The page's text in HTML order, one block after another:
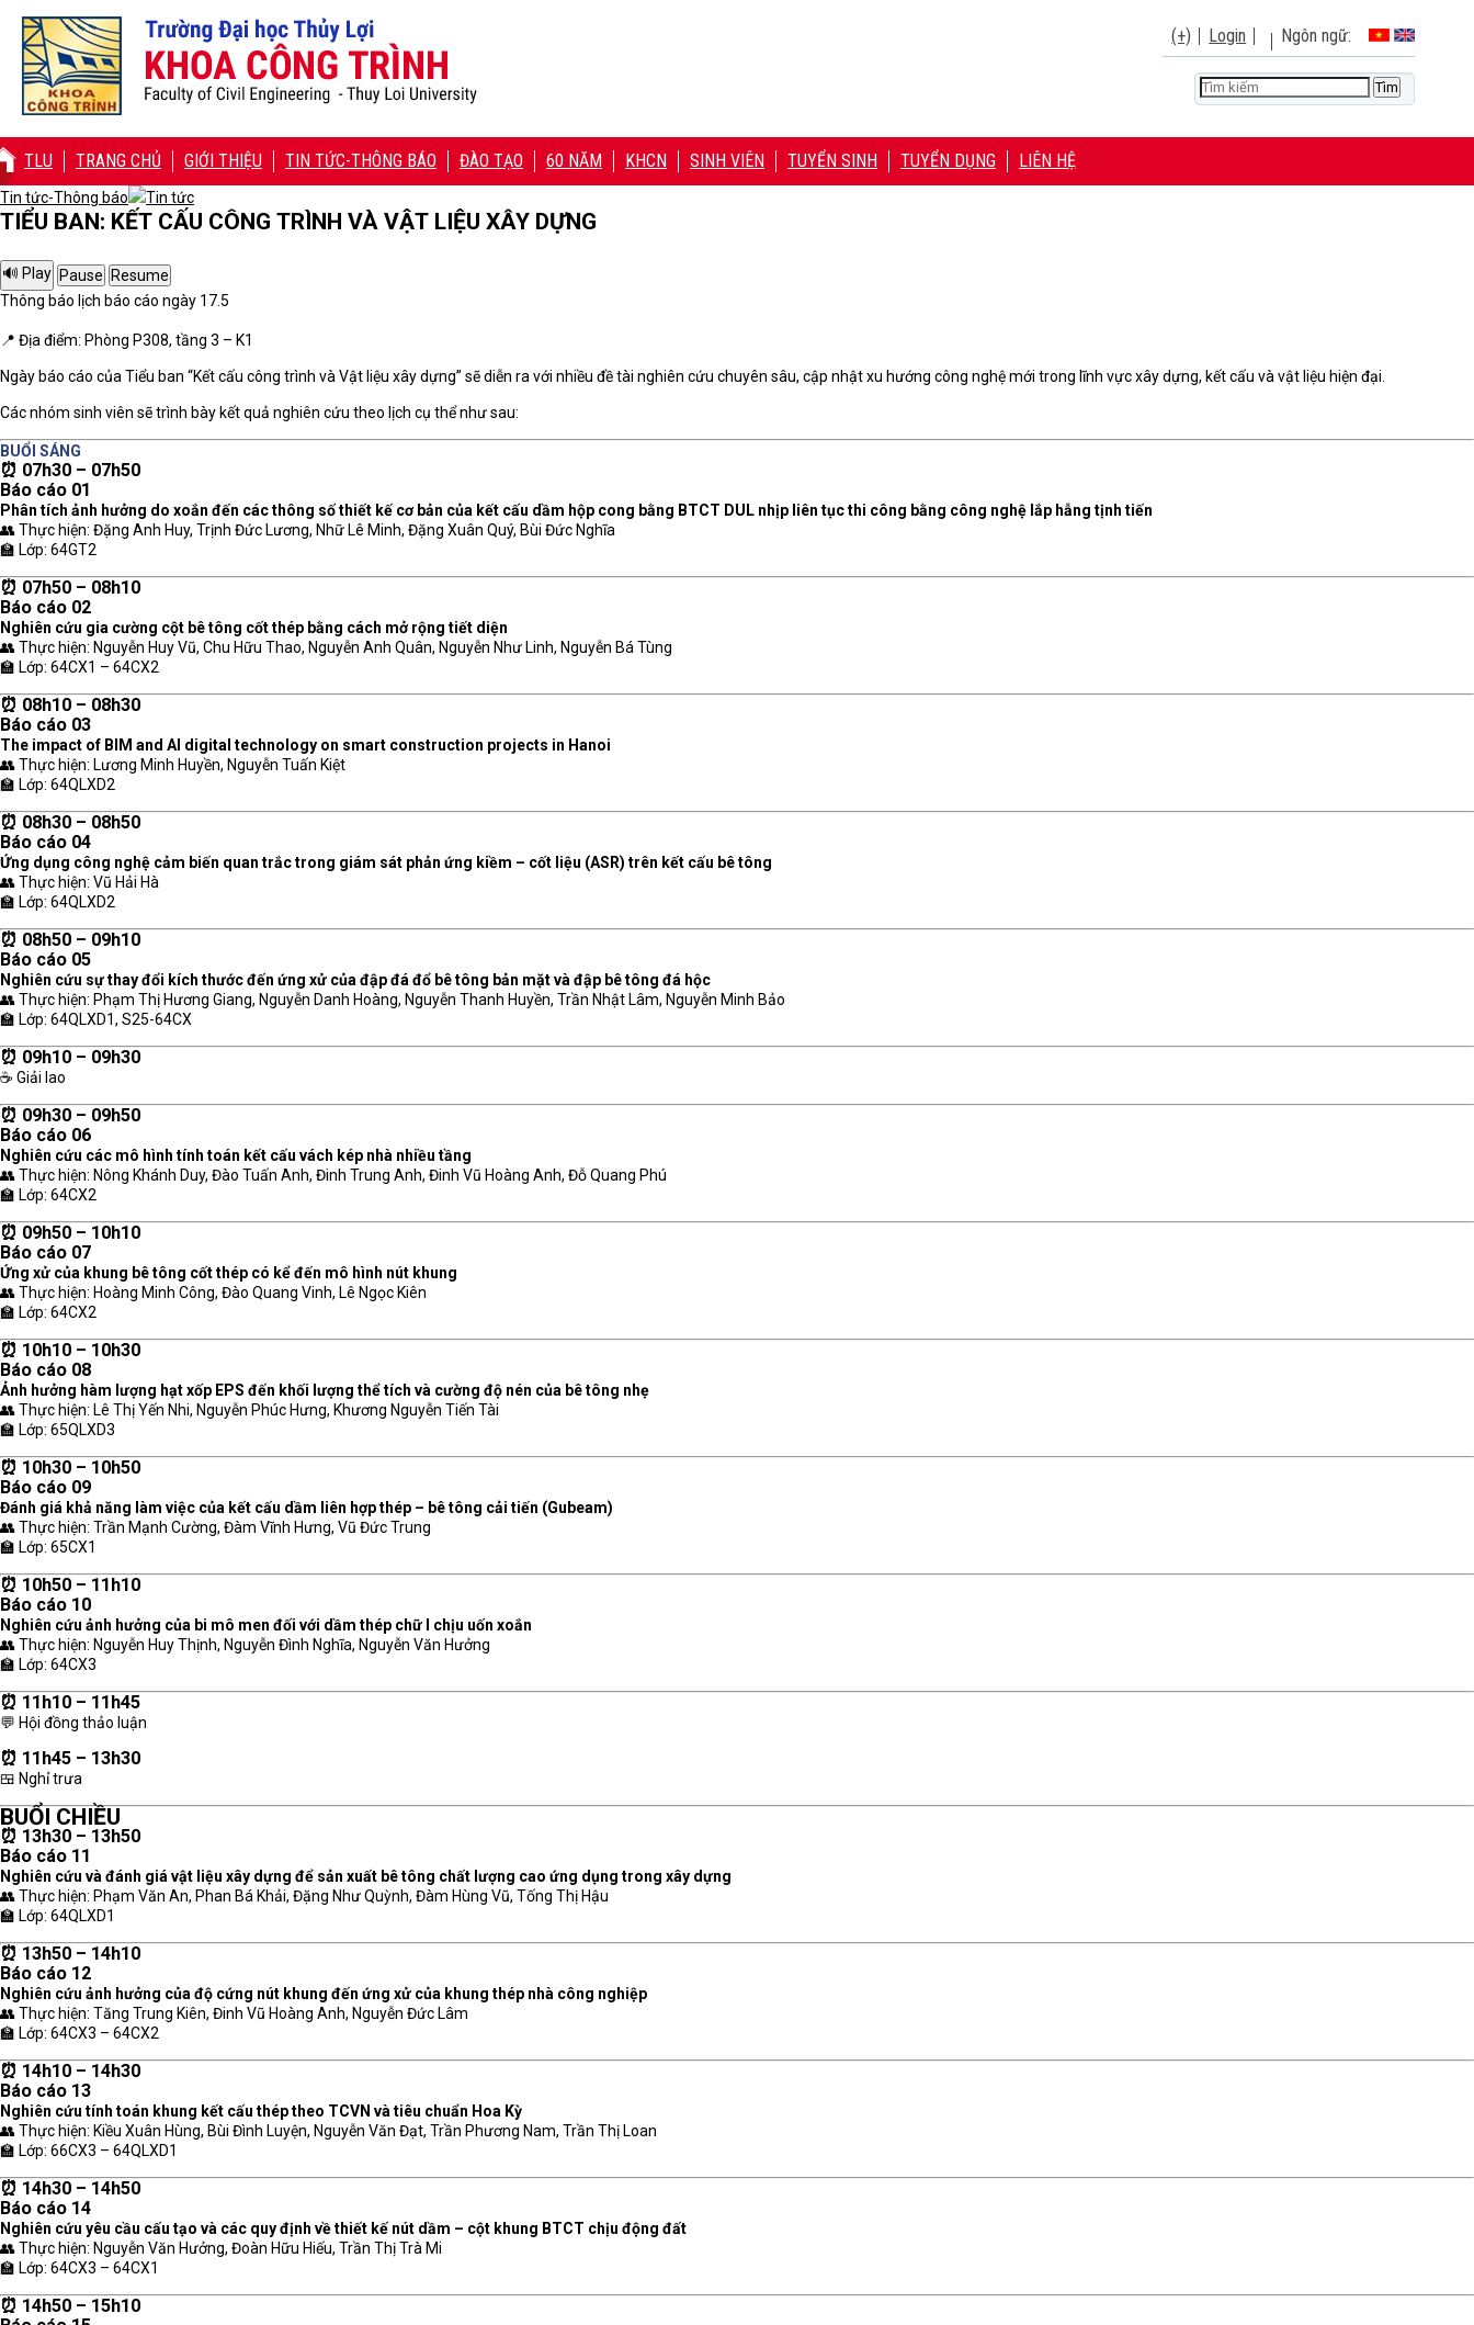
(+) Login Ngôn ngữ:
TLU TRANG CHỦ GIỚI THIỆU TIN TỨC-THÔNG BÁO ĐÀO TẠO 60 NĂM KHCN SINH VIÊN TUYỂN SINH TUYỂN DỤNG LIÊN HỆ
Tin tức-Thông báo Tin tức
TIỂU BAN: KẾT CẤU CÔNG TRÌNH VÀ VẬT LIỆU XÂY DỰNG
Thông báo lịch báo cáo ngày 17.5
📍 Địa điểm: Phòng P308, tầng 3 – K1
Ngày báo cáo của Tiểu ban “Kết cấu công trình và Vật liệu xây dựng” sẽ diễn ra với nhiều đề tài nghiên cứu chuyên sâu, cập nhật xu hướng công nghệ mới trong lĩnh vực xây dựng, kết cấu và vật liệu hiện đại.
Các nhóm sinh viên sẽ trình bày kết quả nghiên cứu theo lịch cụ thể như sau:
BUỔI SÁNG
⏰ 07h30 – 07h50
Báo cáo 01
Phân tích ảnh hưởng do xoắn đến các thông số thiết kế cơ bản của kết cấu dầm hộp cong bằng BTCT DUL nhịp liên tục thi công bằng công nghệ lắp hẫng tịnh tiến
👥 Thực hiện: Đặng Anh Huy, Trịnh Đức Lương, Nhữ Lê Minh, Đặng Xuân Quý, Bùi Đức Nghĩa
🏫 Lớp: 64GT2
⏰ 07h50 – 08h10
Báo cáo 02
Nghiên cứu gia cường cột bê tông cốt thép bằng cách mở rộng tiết diện
👥 Thực hiện: Nguyễn Huy Vũ, Chu Hữu Thao, Nguyễn Anh Quân, Nguyễn Như Linh, Nguyễn Bá Tùng
🏫 Lớp: 64CX1 – 64CX2
⏰ 08h10 – 08h30
Báo cáo 03
The impact of BIM and AI digital technology on smart construction projects in Hanoi
👥 Thực hiện: Lương Minh Huyền, Nguyễn Tuấn Kiệt
🏫 Lớp: 64QLXD2
⏰ 08h30 – 08h50
Báo cáo 04
Ứng dụng công nghệ cảm biến quan trắc trong giám sát phản ứng kiềm – cốt liệu (ASR) trên kết cấu bê tông
👥 Thực hiện: Vũ Hải Hà
🏫 Lớp: 64QLXD2
⏰ 08h50 – 09h10
Báo cáo 05
Nghiên cứu sự thay đổi kích thước đến ứng xử của đập đá đổ bê tông bản mặt và đập bê tông đá hộc
👥 Thực hiện: Phạm Thị Hương Giang, Nguyễn Danh Hoàng, Nguyễn Thanh Huyền, Trần Nhật Lâm, Nguyễn Minh Bảo
🏫 Lớp: 64QLXD1, S25-64CX
⏰ 09h10 – 09h30
☕ Giải lao
⏰ 09h30 – 09h50
Báo cáo 06
Nghiên cứu các mô hình tính toán kết cấu vách kép nhà nhiều tầng
👥 Thực hiện: Nông Khánh Duy, Đào Tuấn Anh, Đinh Trung Anh, Đinh Vũ Hoàng Anh, Đỗ Quang Phú
🏫 Lớp: 64CX2
⏰ 09h50 – 10h10
Báo cáo 07
Ứng xử của khung bê tông cốt thép có kể đến mô hình nút khung
👥 Thực hiện: Hoàng Minh Công, Đào Quang Vinh, Lê Ngọc Kiên
🏫 Lớp: 64CX2
⏰ 10h10 – 10h30
Báo cáo 08
Ảnh hưởng hàm lượng hạt xốp EPS đến khối lượng thể tích và cường độ nén của bê tông nhẹ
👥 Thực hiện: Lê Thị Yến Nhi, Nguyễn Phúc Hưng, Khương Nguyễn Tiến Tài
🏫 Lớp: 65QLXD3
⏰ 10h30 – 10h50
Báo cáo 09
Đánh giá khả năng làm việc của kết cấu dầm liên hợp thép – bê tông cải tiến (Gubeam)
👥 Thực hiện: Trần Mạnh Cường, Đàm Vĩnh Hưng, Vũ Đức Trung
🏫 Lớp: 65CX1
⏰ 10h50 – 11h10
Báo cáo 10
Nghiên cứu ảnh hưởng của bi mô men đối với dầm thép chữ I chịu uốn xoắn
👥 Thực hiện: Nguyễn Huy Thịnh, Nguyễn Đình Nghĩa, Nguyễn Văn Hưởng
🏫 Lớp: 64CX3
⏰ 11h10 – 11h45
💬 Hội đồng thảo luận
⏰ 11h45 – 13h30
🍱 Nghỉ trưa
BUỔI CHIỀU
⏰ 13h30 – 13h50
Báo cáo 11
Nghiên cứu và đánh giá vật liệu xây dựng để sản xuất bê tông chất lượng cao ứng dụng trong xây dựng
👥 Thực hiện: Phạm Văn An, Phan Bá Khải, Đặng Như Quỳnh, Đàm Hùng Vũ, Tống Thị Hậu
🏫 Lớp: 64QLXD1
⏰ 13h50 – 14h10
Báo cáo 12
Nghiên cứu ảnh hưởng của độ cứng nút khung đến ứng xử của khung thép nhà công nghiệp
👥 Thực hiện: Tăng Trung Kiên, Đinh Vũ Hoàng Anh, Nguyễn Đức Lâm
🏫 Lớp: 64CX3 – 64CX2
⏰ 14h10 – 14h30
Báo cáo 13
Nghiên cứu tính toán khung kết cấu thép theo TCVN và tiêu chuẩn Hoa Kỳ
👥 Thực hiện: Kiều Xuân Hùng, Bùi Đình Luyện, Nguyễn Văn Đạt, Trần Phương Nam, Trần Thị Loan
🏫 Lớp: 66CX3 – 64QLXD1
⏰ 14h30 – 14h50
Báo cáo 14
Nghiên cứu yêu cầu cấu tạo và các quy định về thiết kế nút dầm – cột khung BTCT chịu động đất
👥 Thực hiện: Nguyễn Văn Hưởng, Đoàn Hữu Hiếu, Trần Thị Trà Mi
🏫 Lớp: 64CX3 – 64CX1
⏰ 14h50 – 15h10